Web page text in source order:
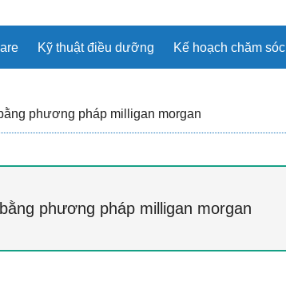
Kỹ thuật điều dưỡng Kế hoạch chăm sóc
phương pháp milligan morgan
phương pháp milligan morgan